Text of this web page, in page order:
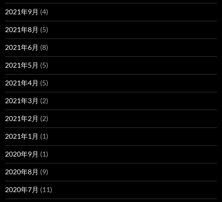
2021年9月 (4)
2021年8月 (5)
2021年6月 (8)
2021年5月 (5)
2021年4月 (5)
2021年3月 (2)
2021年2月 (2)
2021年1月 (1)
2020年9月 (1)
2020年8月 (9)
2020年7月 (11)